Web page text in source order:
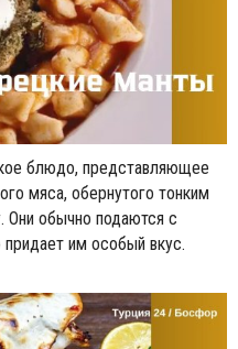
блюдо, представляющее
мяса, обернутого тонким
Они обычно подаются с
им особый вкус.